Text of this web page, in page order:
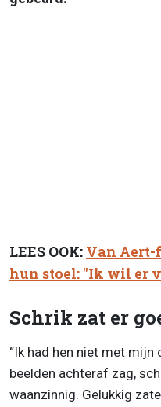
LEES OOK: Van Aert-
hun stoel: "Ik wil er
Schrik zat er
“Ik had hen niet met mijn
beelden achteraf zag,
waanzinnig. Gelukkig